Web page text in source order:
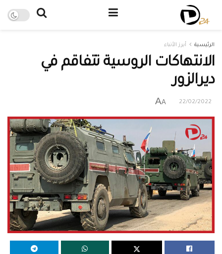
الرئيسية أبرز الأنباء
الانتهاكات الروسية تتفاقم في
ديرالزور
22/02/2022
A
A